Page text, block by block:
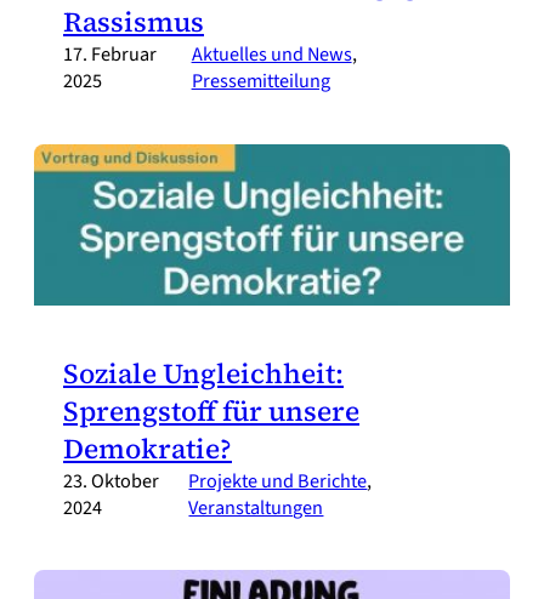
Rassismus
17. Februar
2025
Aktuelles und News,
Pressemitteilung
Soziale Ungleichheit:
Sprengstoff für unsere
Demokratie?
23. Oktober
2024
Projekte und Berichte
Veranstaltungen